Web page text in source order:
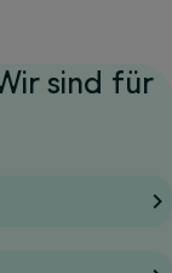
sind für